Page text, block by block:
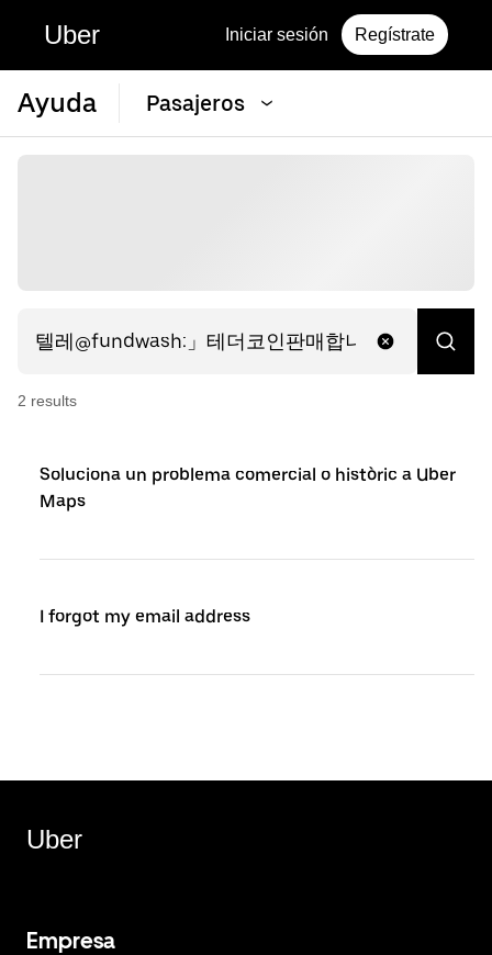
Uber Iniciar sesión Regístrate
Ayuda Pasajeros
2 results
Soluciona un problema comercial o històric a Uber
Maps
I forgot my email address
Uber
Empresa